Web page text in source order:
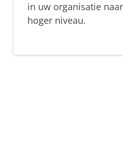
in uw organisatie
hoger niveau.